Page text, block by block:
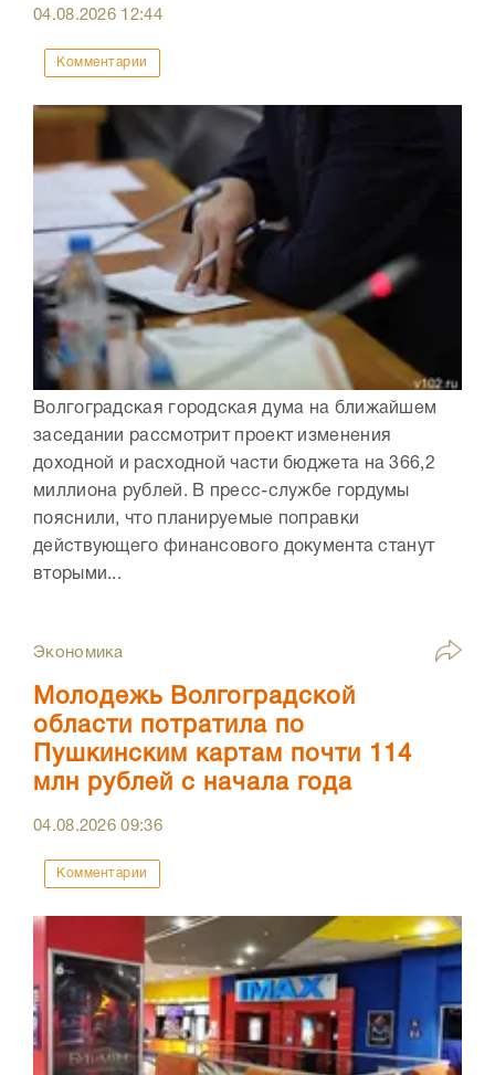
04.08.2026 12:44
Комментарии
Волгоградская городская дума на ближайшем
заседании рассмотрит проект изменения
доходной и расходной части бюджета на 366,2
миллиона рублей. В пресс-службе гордумы
пояснили, что планируемые поправки
действующего финансового документа станут
вторыми...
Экономика
Молодежь Волгоградской
области потратила по
Пушкинским картам почти 114
млн рублей с начала года
04.08.202609:36
Комментарии